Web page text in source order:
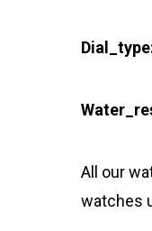
All our
watches